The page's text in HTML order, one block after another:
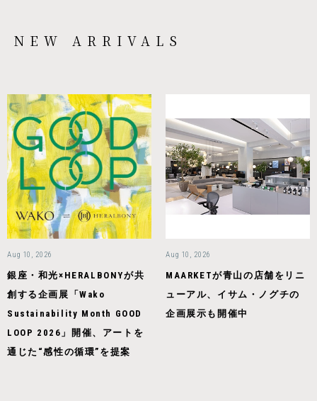
NEW ARRIVALS
Aug 10, 2026
銀座・和光×HERALBONYが共
創する企画展「Wako
Sustainability Month GOOD
LOOP 2026」開催、アートを
通じた“感性の循環”を提案
Aug 10, 2026
MAARKETが青山の店舗をリニ
ューアル、イサム・ノグチの
企画展示も開催中